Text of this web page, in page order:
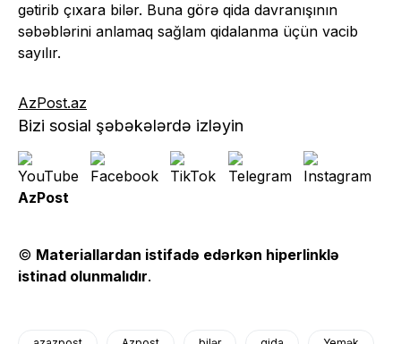
gətirib çıxara bilər. Buna görə qida davranışının
səbəblərini anlamaq sağlam qidalanma üçün vacib
sayılır.
AzPost.az
Bizi sosial şəbəkələrdə izləyin
AzPost
© Materiallardan istifadə edərkən hiperlinklə
istinad olunmalıdır.